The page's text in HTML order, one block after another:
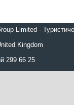
Limited -
Kingdom
299 66 25